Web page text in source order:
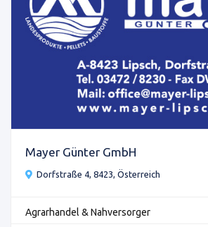
Mayer Günter GmbH
Dorfstraße 4, 8423, Österreich
Agrarhandel & Nahversorger